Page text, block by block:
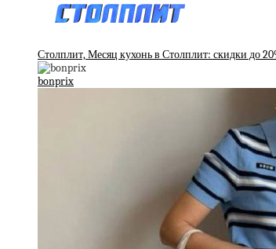
Столплит, Месяц кухонь в Столплит: скидки до
bonprix